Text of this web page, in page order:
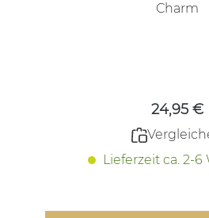
Charm
24,95 €
Lieferzeit ca. 2-6